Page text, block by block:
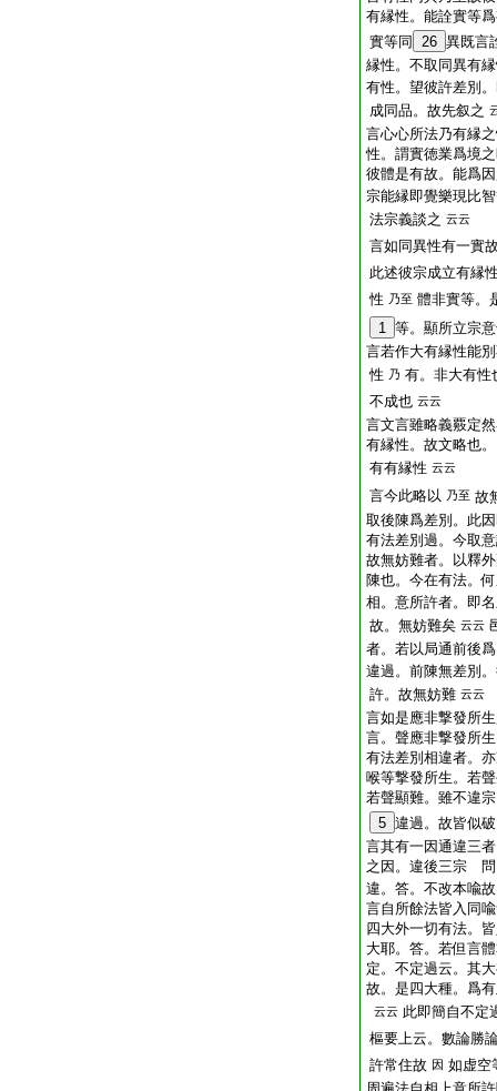
有縁性。能詮實等
實等同
26 異既言
縁性。不取同異有
有性。望彼許差別
成同品。故先叙之
言心心所法乃有縁
性。謂實徳業爲境
彼體是有故。能爲
宗能縁即覺樂現比
法宗義談之 云云
言如同異性有一實
此述彼宗成立有縁
性 乃至 體非實等。
1 等。顯所立宗
言若作大有縁性能
性 乃 有。非大有性
不成也 云云
言文言雖略義覈定
有縁性。故文略也
有有縁性 云云
言今此略以 乃至 故
取後陳爲差別。此
有法差別過。今取
故無妨難者。以釋
陳也。今在有法。
相。意所許者。即
故。無妨難矣 云云
者。若以局通前後
違過。前陳無差別
許。故無妨難 云云
言如是應非撃發所
言。聲應非撃發所
有法差別相違者。
喉等撃發所生。若
若聲顯難。雖不違
5 違過。故皆似破
言其有一因通違三
之因。違後三宗 問
違。答。不改本喩
言自所餘法皆入同
四大外一切有法。
大耶。答。若但言
定。不定過云。其
故。是四大種。爲
云云 此即簡自不定
樞要上云。數論勝
許常住故 因 如虚空